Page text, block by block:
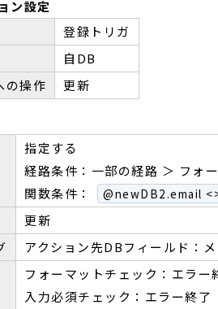
ン設定
登録トリガ
自DB
の操作
更新
指定する
経路条件：一部の経路 ＞ フォ
関数条件：
@newDB2.email
更新
アクション先DBフィールド：
フォーマットチェック：エラー
入力必須チェック：エラー終了